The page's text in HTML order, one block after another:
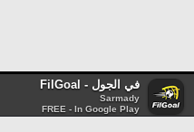
في الجول - FilGoal
Sarmady
FREE - In Google Play